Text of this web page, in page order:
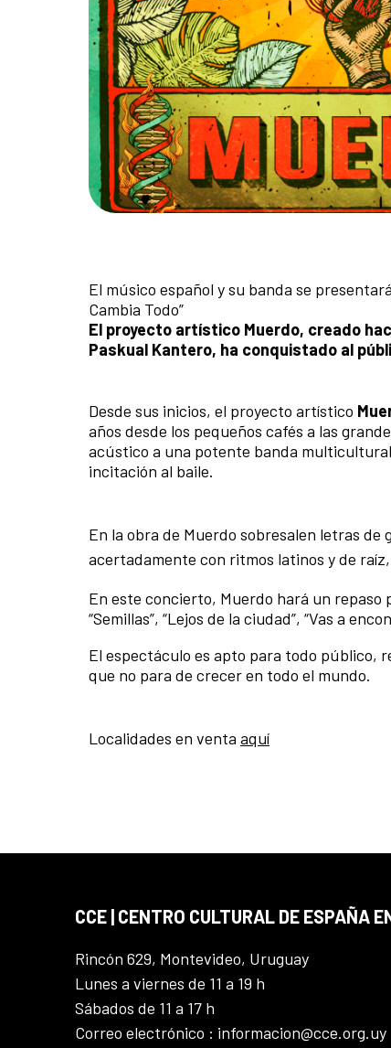
El músico español y su banda se
Cambia Todo”
El proyecto artístico Muerdo, creado
Paskual Kantero, ha conquistado al
Desde sus inicios, el proyecto artístico
años desde los pequeños cafés a las
acústico a una potente banda
incitación al baile.
En la obra de Muerdo sobresalen letras
acertadamente con ritmos latinos y de
En este concierto, Muerdo hará un repaso
“Semillas”, “Lejos de la ciudad”, “Vas a
El espectáculo es apto para todo público,
que no para de crecer en todo el mundo.
Localidades en venta aquí
CCE | CENTRO CULTURAL DE ESPAÑA
Rincón 629, Montevideo, Uruguay
Lunes a viernes de 11 a 19 h
Sábados de 11 a 17 h
Correo electrónico : informacion@cce.org.uy